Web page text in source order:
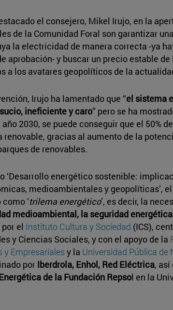
el consejero, Mikel Irujo, en la
de la Comunidad Foral son garantizar
la electricidad de manera correcta -ya
aprobación- y buscar un precio estable
a los avatares geopolíticos de la
Irujo ha lamentado que “el sistema
ineficiente y caro” pero se ha
año 2030, se puede conseguir que el 50%
renovable, gracias al aumento de la
de renovables.
‘Desarrollo energético sostenible:
medioambientales y geopolíticas’,
‘trilema energético’, es decir, la
medioambiental, la seguridad
el Instituto Cultura y Sociedad (ICS),
y Ciencias Sociales, y con el apoyo de la
y Empresariales y la Universidad Pública de
por Iberdrola, Enhol, Red Eléctrica, así
de la Fundación Repsol en la